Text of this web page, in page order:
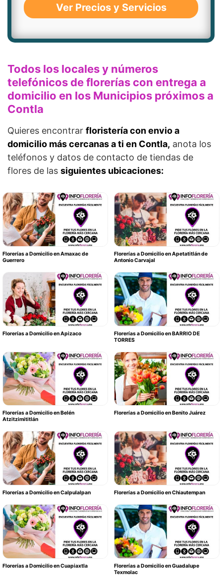
Ver Precios y Servicios
Todos los locales y números
telefónicos de florerías con entrega a
domicilio en los Municipios próximos a
Contla
Quieres encontrar floristería con envio a
domicilio más cercanas a ti en Contla, anota los
teléfonos y datos de contacto de tiendas de
flores de las siguientes ubicaciones:
Florerías a Domicilio en Amaxac de
Guerrero
Florerías a Domicilio en Apetatitlán de
Antonio Carvajal
Florerías a Domicilio en Apizaco
Florerías a Domicilio en BARRIO DE
TORRES
Florerías a Domicilio en Belén
Atzitzimititlán
Florerías a Domicilio en Benito Juárez
Florerías a Domicilio en Calpulalpan Florerías a Domicilio en Chiautempan
Florerías a Domicilio en Cuapiaxtla
Florerías a Domicilio en Guadalupe
Texmolac